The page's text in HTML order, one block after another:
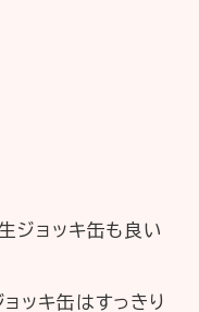
ジョッキ缶も良い
ッキ缶はすっきり